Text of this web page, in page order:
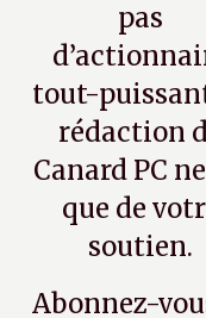
pas
tout-
rédaction
Canard PC
que de
soutien.
Abonnez-